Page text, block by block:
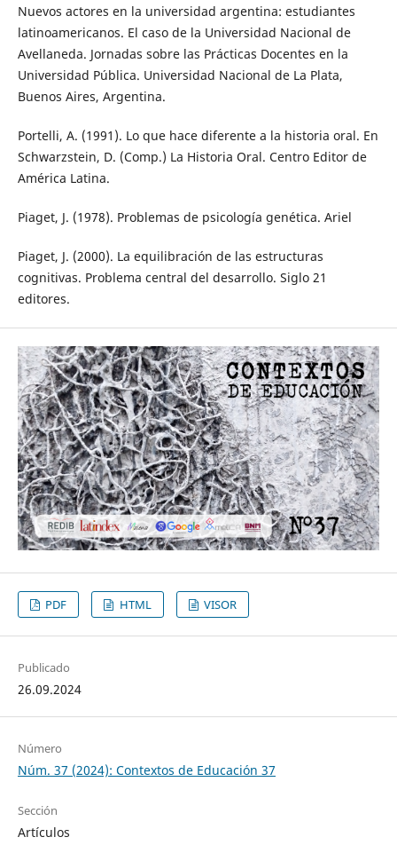
Nuevos actores en la universidad argentina: estudiantes
latinoamericanos. El caso de la Universidad Nacional de
Avellaneda. Jornadas sobre las Prácticas Docentes en la
Universidad Pública. Universidad Nacional de La Plata,
Buenos Aires, Argentina.
Portelli, A. (1991). Lo que hace diferente a la historia oral. En
Schwarzstein, D. (Comp.) La Historia Oral. Centro Editor de
América Latina.
Piaget, J. (1978). Problemas de psicología genética. Ariel
Piaget, J. (2000). La equilibración de las estructuras
cognitivas. Problema central del desarrollo. Siglo 21
editores.
PDF HTML VISOR
Publicado
26.09.2024
Número
Núm. 37 (2024): Contextos de Educación 37
Sección
Artículos